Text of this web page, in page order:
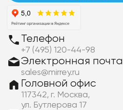
Телефон
+7 (495) 120-44-98
Электронная почта
sales@mirrey.ru
Головной офис
117342, г. Москва,
ул. Бутлерова 17